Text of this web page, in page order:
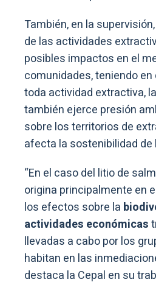
También, en la
de las actividades
posibles impactos en el
comunidades, teniendo
toda actividad extractiva,
también ejerce presión
sobre los territorios de
afecta la sostenibilidad
“En el caso del litio de
origina principalmente en
los efectos sobre la
actividades económicas
llevadas a cabo por los
habitan en las
destaca la Cepal en su